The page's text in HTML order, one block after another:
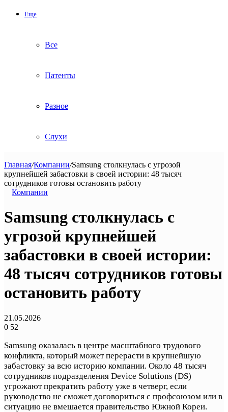
Еще
Все
Патенты
Разное
Слухи
Главная/Компании/Samsung столкнулась с угрозой
крупнейшей забастовки в своей истории: 48 тысяч
сотрудников готовы остановить работу
Компании
Samsung столкнулась с
угрозой крупнейшей
забастовки в своей истории:
48 тысяч сотрудников готовы
остановить работу
21.05.2026
0 52
Samsung оказалась в центре масштабного трудового
конфликта, который может перерасти в крупнейшую
забастовку за всю историю компании. Около 48 тысяч
сотрудников подразделения Device Solutions (DS)
угрожают прекратить работу уже в четверг, если
руководство не сможет договориться с профсоюзом или в
ситуацию не вмешается правительство Южной Кореи.